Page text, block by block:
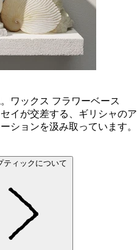
ワックス フラワーベース
イが交差する、ギリシャのア
ションを汲み取っています。
ティックについて